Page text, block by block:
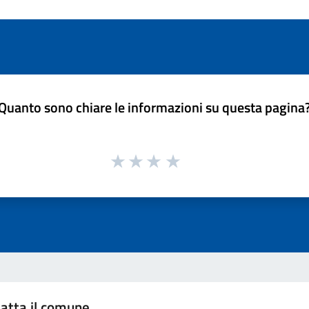
sono chiare le informazioni su questa